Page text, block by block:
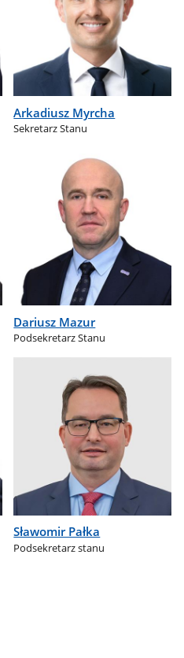
Arkadiusz Myrcha
Sekretarz Stanu
Dariusz Mazur
Podsekretarz Stanu
Sławomir Pałka
Podsekretarz stanu